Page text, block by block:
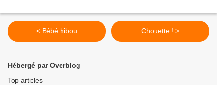
< Bébé hibou Chouette ! >
Hébergé par Overblog
Top articles